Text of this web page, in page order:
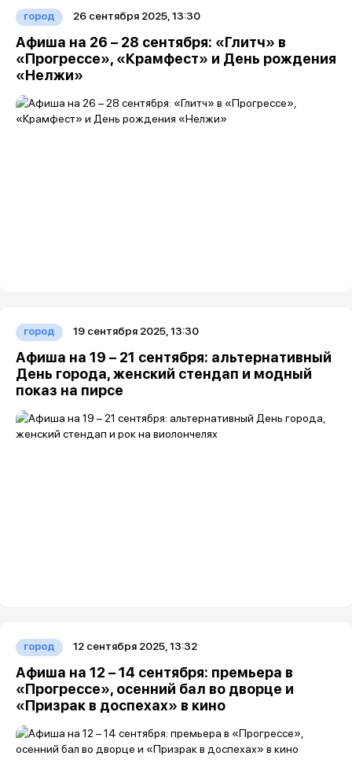
город 26 сентября 2025, 13:30
Афиша на 26 – 28 сентября: «Глитч» в
«Прогрессе», «Крамфест» и День рождения
«Нелжи»
город 19 сентября 2025, 13:30
Афиша на 19 – 21 сентября: альтернативный
День города, женский стендап и модный
показ на пирсе
город 12 сентября 2025, 13:32
Афиша на 12 – 14 сентября: премьера в
«Прогрессе», осенний бал во дворце и
«Призрак в доспехах» в кино